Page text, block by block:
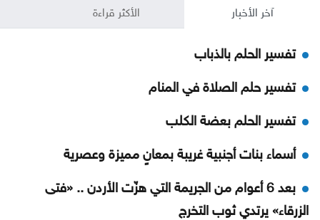
آخر الأخبار الأكثر قراءة
تفسير الحلم بالذباب
تفسير حلم الصلاة في المنام
تفسير الحلم بعضة الكلب
أسماء بنات أجنبية غريبة بمعانٍ مميزة وعصرية
بعد 6 أعوام من الجريمة التي هزّت الأردن .. «فتى
الزرقاء» يرتدي ثوب التخرج